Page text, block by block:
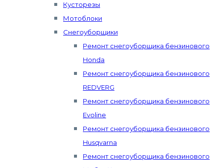
Кусторезы
Мотоблоки
Снегоуборщики
Ремонт снегоуборщика бензинового
Honda
Ремонт снегоуборщика бензинового
REDVERG
Ремонт снегоуборщика бензинового
Evoline
Ремонт снегоуборщика бензинового
Husqvarna
Ремонт снегоуборщика бензинового